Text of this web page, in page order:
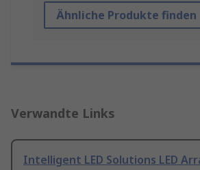
Ähnliche Produkte finden
Verwandte Links
Intelligent LED Solutions LED